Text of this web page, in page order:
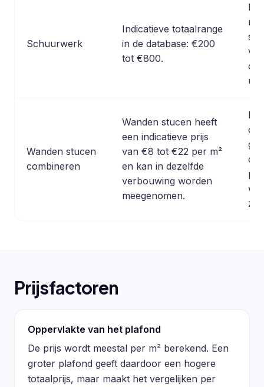
Schuurwerk
Indicatieve totaalrange
in de database: €200
tot €800.
De
Wanden stucen
combineren
Wanden stucen heeft
een indicatieve prijs
van €8 tot €22 per m²
en kan in dezelfde
verbouwing worden
meegenomen.
De
Prijsfactoren
Oppervlakte van het plafond
De prijs wordt meestal per m² berekend. Een
groter plafond geeft daardoor een hogere
totaalprijs, maar maakt het vergelijken per